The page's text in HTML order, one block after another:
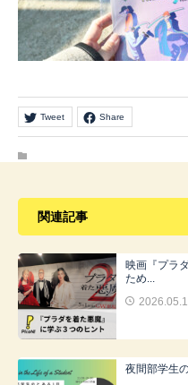
Tweet Share
関連記事
映画『プラ
ため...
夜間部学生